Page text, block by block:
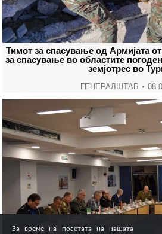
Тимот за спасување од Армијата
за спасување во областите
земјотрес во
ГЕНЕРАЛШТАБ
За време на посетата на нашата